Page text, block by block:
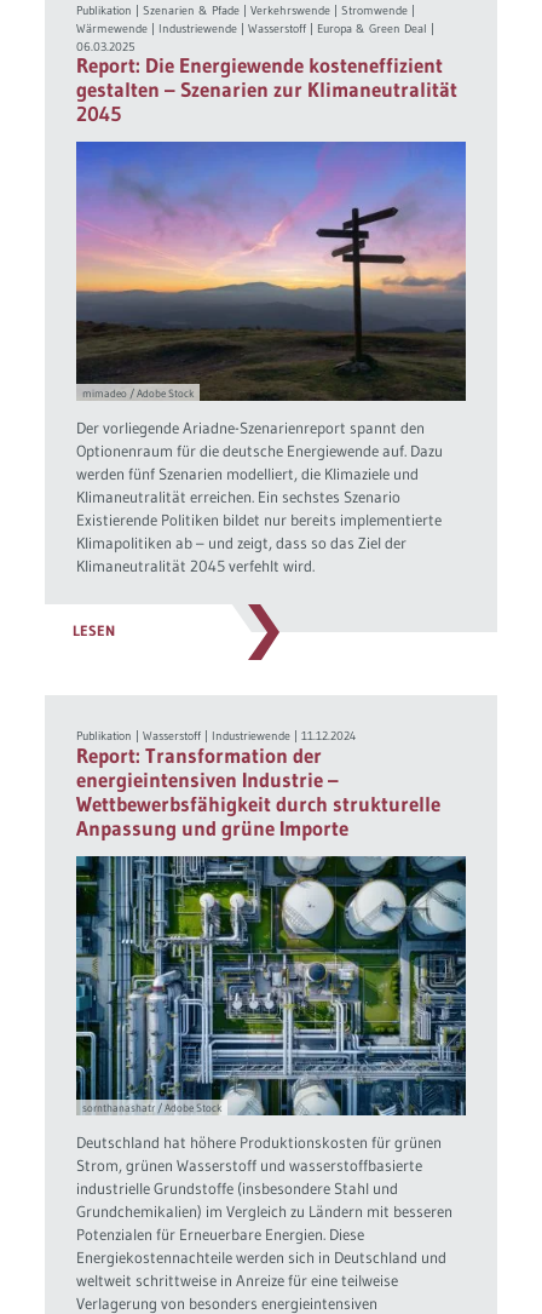
Publikation |Szenarien & Pfade |Verkehrswende |Stromwende |
Wärmewende | Industriewende |Wasserstoff | Europa & Green Deal |
06.03.2025
Report: Die Energiewende kosteneffizient
gestalten – Szenarien zur Klimaneutralität
2045
mimadeo / Adobe Stock
Der vorliegende Ariadne-Szenarienreport spannt den
Optionenraum für die deutsche Energiewende auf. Dazu
werden fünf Szenarien modelliert, die Klimaziele und
Klimaneutralität erreichen. Ein sechstes Szenario
Existierende Politiken bildet nur bereits implementierte
Klimapolitiken ab – und zeigt, dass so das Ziel der
Klimaneutralität 2045 verfehlt wird.
LESEN
Publikation |Wasserstoff Industriewende |11.12.2024
Report: Transformation der
energieintensiven Industrie –
Wettbewerbsfähigkeit durch strukturelle
Anpassung und grüne Importe
sornthanashatr / Adobe Stock
Deutschland hat höhere Produktionskosten für grünen
Strom, grünen Wasserstoff und wasserstoffbasierte
industrielle Grundstoffe (insbesondere Stahl und
Grundchemikalien) im Vergleich zu Ländern mit besseren
Potenzialen für Erneuerbare Energien. Diese
Energiekostennachteile werden sich in Deutschland und
weltweit schrittweise in Anreize für eine teilweise
Verlagerung von besonders energieintensiven